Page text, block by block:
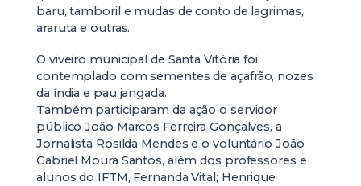
baru, tamboril e mudas de conto de lagrimas,
araruta e outras.
O viveiro municipal de Santa Vitória foi
contemplado com sementes de açafrão, nozes
da índia e pau jangada.
Também participaram da ação o servidor
público João Marcos Ferreira Gonçalves, a
Jornalista Rosilda Mendes e o voluntário João
Gabriel Moura Santos, além dos professores e
alunos do IFTM, Fernanda Vital; Henrique